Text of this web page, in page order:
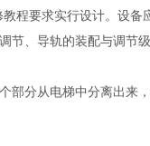
程要求实行设计。设
、导轨的装配与调
分从电梯中分离出